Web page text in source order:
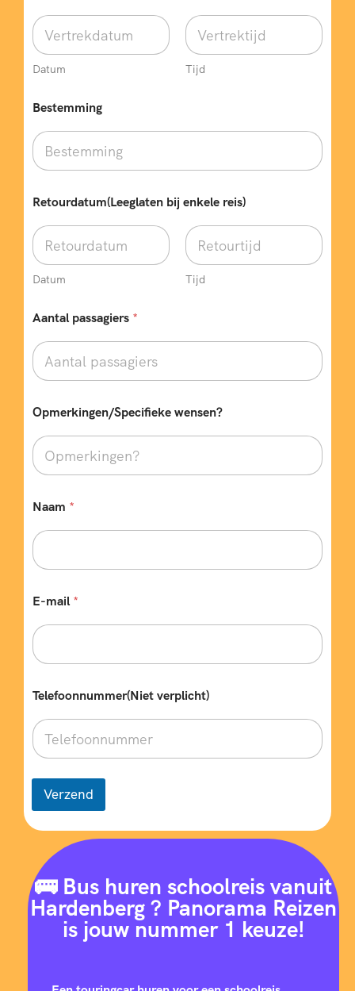
e
g
l
a
t
n
a
s
g
e
r
s
Datum Tijd
Bestemming
Retourdatum(Leeglaten bij enkele reis)
Datum Tijd
Aantal passagiers *
Opmerkingen/Specifieke wensen?
Naam *
E-mail *
Telefoonnummer(Niet verplicht)
Verzend
🚌 Bus huren schoolreis vanuit
Hardenberg ? Panorama Reizen
is jouw nummer 1 keuze!